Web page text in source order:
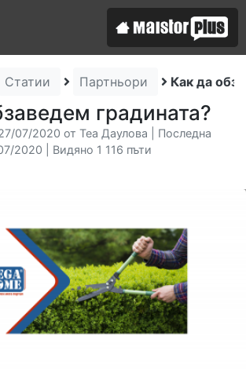
Статии Партньори Как да
градината?
07/2020 от Теа Даулова | Последна
2020 | Видяно 1 116 пъти